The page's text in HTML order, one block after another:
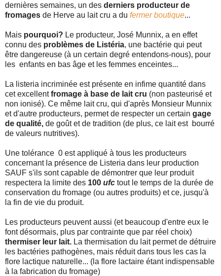
dernières semaines, un des derniers producteur de
fromages de Herve au lait cru a du fermer boutique...
Mais pourquoi? Le producteur, José Munnix, a en effet
connu des problèmes de Listéria, une bactérie qui peut
être dangereuse (à un certain degré entendons-nous), pour
les enfants en bas âge et les femmes enceintes...
La listeria incriminée est présente en infime quantité dans
cet excellentfromage à base de lait cru (non pasteurisé et
non ionisé). Ce même lait cru, qui d'après Monsieur Munnix
et d'autre producteurs, permet de respecter un certain gage
de qualité, de goût et de tradition (de plus, ce lait est bourré
de valeurs nutritives).
Une tolérance 0 est appliqué à tous les producteurs
concernant la présence de Listeria dans leur production
SAUF s'ils sont capable de démontrer que leur produit
respectera la limite des 100 ufc tout le temps de la durée de
conservation du fromage (ou autres produits) et ce, jusqu'à
la fin de vie du produit.
Les producteurs peuvent aussi (et beaucoup d'entre eux le
font désormais, plus par contrainte que par réel choix)
thermiser leur lait. La thermisation du lait permet de détruire
les bactéries pathogènes, mais réduit dans tous les cas la
flore lactique naturelle... (la flore lactaire étant indispensable
à la fabrication du fromage)